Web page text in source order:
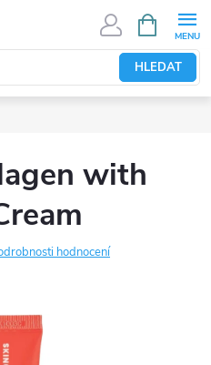
HLEDAT
NÁKUPNÍ
KOŠÍK
with
hodnocení